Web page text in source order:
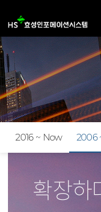
2016 ~ Now 2006
확장하